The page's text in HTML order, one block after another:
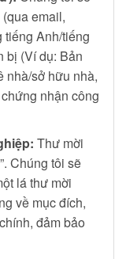
email,
Anh/tiếng
bị (Ví dụ: Bản
nhà/sở hữu nhà,
nhận công
Thư mời
Chúng tôi sẽ
lá thư mời
về mục đích,
đảm bảo